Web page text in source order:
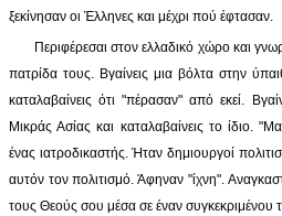
ξεκίνησαν οι Έλληνες και μέχρι πού έφτασαν.
Περιφέρεσαι στον ελλαδικό χώρο και
πατρίδα τους. Βγαίνεις μια βόλτα στην
καταλαβαίνεις ότι "πέρασαν" από εκεί.
Μικράς Ασίας και καταλαβαίνεις το ίδιο.
ένας ιατροδικαστής. Ήταν δημιουργοί
αυτόν τον πολιτισμό. Άφηναν "ίχνη".
τους Θεούς σου μέσα σε έναν συγκεκριμένου